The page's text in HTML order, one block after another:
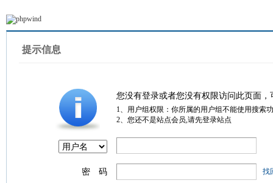
提示信息
您没有登录或者您没有权限访问此页面
1、用户组权限：你所属的用户组不能使用搜索
2、您还不是站点会员,请先登录站点
密 码 找